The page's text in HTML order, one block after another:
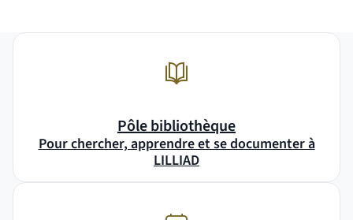
Pôle bibliothèque
Pour chercher, apprendre et se documenter à
LILLIAD